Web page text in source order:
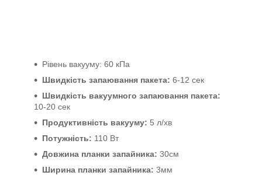
Рівень вакууму: 60 кПа
Швидкість запаювання пакета: 6-12 сек
Швидкість вакуумного запаювання пакета:
10-20 сек
Продуктивність вакууму: 5 л/хв
Потужність: 110 Вт
Довжина планки запайника: 30см
Ширина планки запайника: 3мм